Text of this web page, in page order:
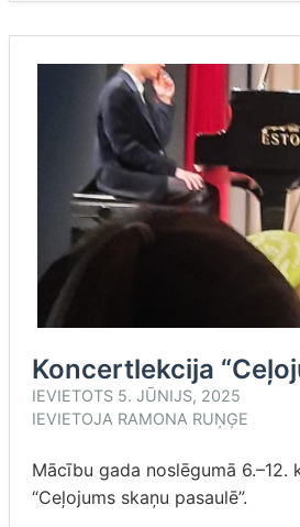
Koncertlekcija
IEVIETOTS 5. JŪNIJS, 2025
IEVIETOJA RAMONA RUŅĢE
Mācību gada noslēgumā
“Ceļojums skaņu pasaulē”.